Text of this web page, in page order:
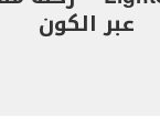
عبر الكون